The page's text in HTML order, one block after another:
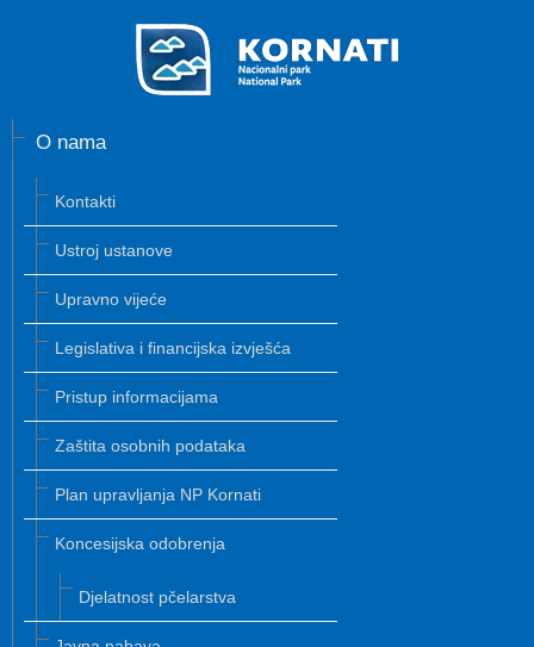
O nama
Kontakti
Ustroj ustanove
Upravno vijeće
Legislativa i financijska izvješća
Pristup informacijama
Zaštita osobnih podataka
Plan upravljanja NP Kornati
Koncesijska odobrenja
Djelatnost pčelarstva